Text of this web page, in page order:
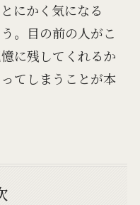
にかく気になる
。目の前の人がこ
に残してくれるか
てしまうことが本